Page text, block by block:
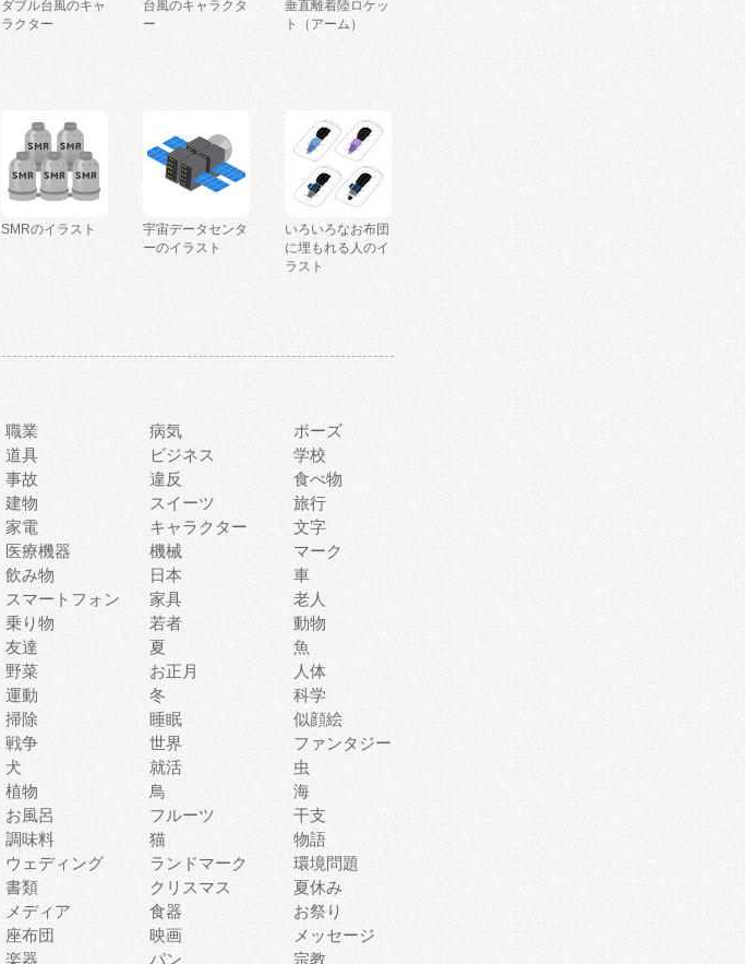
ダブル台風のキャ
ラクター
台風のキャラクタ
ー
垂直離着陸ロケッ
ト（アーム）
SMRのイラスト
宇宙データセンタ
ーのイラスト
いろいろなお布団
に埋もれる人のイ
ラスト
職業 病気
ポーズ
道具 ビジネス
学校
事故 違反
食べ物
建物 スイーツ
旅行
家電 キャラクター
文字
医療機器 機械
マーク
飲み物 日本
車
スマートフォン 家具
老人
乗り物 若者
動物
友達 夏
魚
野菜 お正月
人体
運動 冬
科学
掃除 睡眠
似顔絵
戦争 世界
ファンタジー
犬 就活
虫
植物 鳥
海
お風呂 フルーツ
干支
調味料 猫
物語
ウェディング ランドマーク
環境問題
書類 クリスマス
夏休み
メディア 食器
お祭り
座布団 映画
メッセージ
楽器 パン 宗教